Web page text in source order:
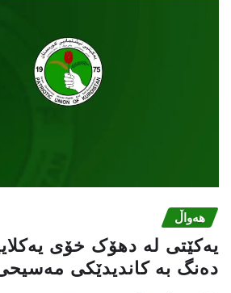
هەواڵ
یەکێتی لە دهۆک خۆی
دەنگ بە کاندیدێکی